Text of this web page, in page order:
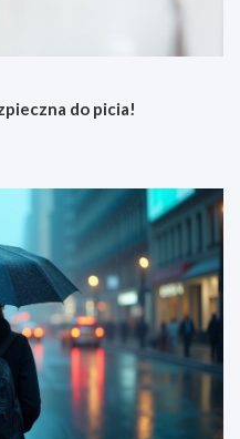
do picia!